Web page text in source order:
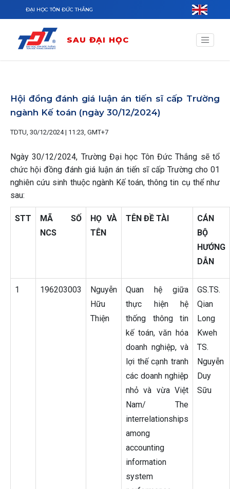
Nhảy đến nội dung
ĐẠI HỌC TÔN ĐỨC THẮNG
SAU ĐẠI HỌC
Hội đồng đánh giá luận án tiến sĩ cấp Trường
ngành Kế toán (ngày 30/12/2024)
TDTU, 30/12/2024 | 11:23, GMT+7
Ngày 30/12/2024, Trường Đại học Tôn Đức Thắng sẽ tổ
chức hội đồng đánh giá luận án tiến sĩ cấp Trường cho 01
nghiên cứu sinh thuộc ngành Kế toán, thông tin cụ thể như
sau:
STT
MÃ SỐ
NCS
HỌ VÀ
TÊN
TÊN ĐỀ TÀI
CÁN
BỘ
HƯỚNG
DẪN
1 196203003
Nguyễn
Hữu
Thiện
Quan hệ giữa
thực hiện hệ
thống thông tin
kế toán, văn hóa
doanh nghiệp, và
lợi thế cạnh tranh
các doanh nghiệp
nhỏ và vừa Việt
Nam/ The
interrelationships
among
accounting
information
system
GS.TS.
Qian
Long
Kweh
TS.
Nguyễn
Duy
Sữu